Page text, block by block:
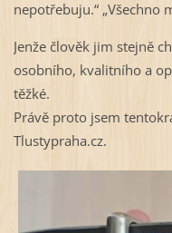
nepotřebuju.“ „Všechno
Jenže člověk jim stejně
osobního, kvalitního a
těžké.
Právě proto jsem
Tlustypraha.cz.